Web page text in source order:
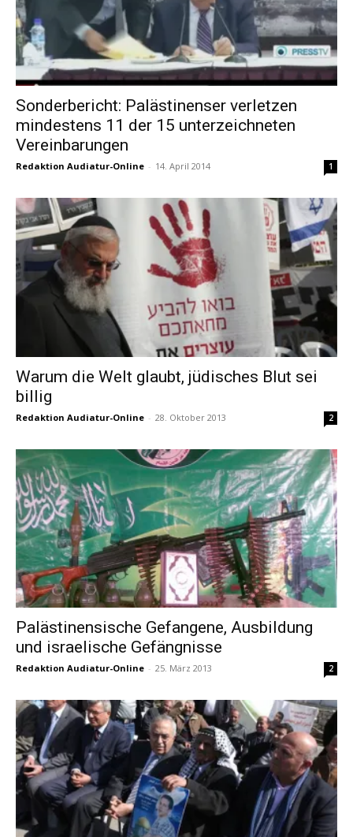
Sonderbericht: Palästinenser verletzen
mindestens 11 der 15 unterzeichneten
Vereinbarungen
Redaktion Audiatur-Online - 14. April 2014 1
Warum die Welt glaubt, jüdisches Blut sei
billig
Redaktion Audiatur-Online - 28. Oktober 2013 2
Palästinensische Gefangene, Ausbildung
und israelische Gefängnisse
Redaktion Audiatur-Online - 25. März 2013 2